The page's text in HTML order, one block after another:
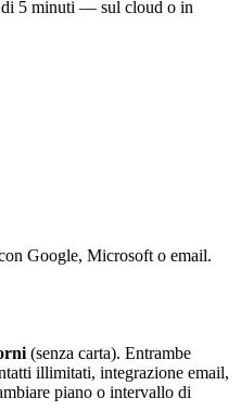
5 minuti — sul cloud o in
Google, Microsoft o email.
(senza carta). Entrambe
illimitati, integrazione email,
piano o intervallo di